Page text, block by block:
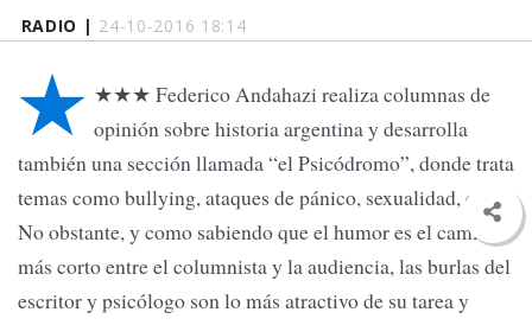
RADIO | 24-10-2016 18:14
★ ★★★ Federico Andahazi realiza columnas de
opinión sobre historia argentina y desarrolla
también una sección llamada “el Psicódromo”, donde trata
temas como bullying, ataques de pánico, sexualidad, etc.
No obstante, y como sabiendo que el humor es el camino
más corto entre el columnista y la audiencia, las burlas del
escritor y psicólogo son lo más atractivo de su tarea y